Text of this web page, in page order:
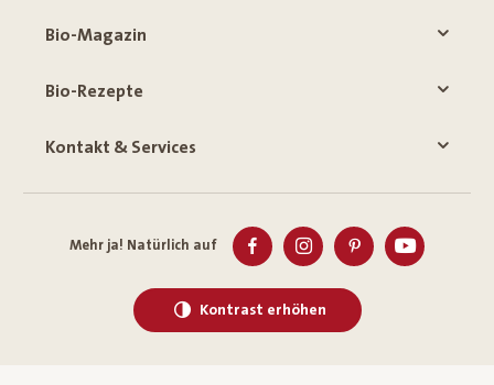
Bio-Magazin
Bio-Rezepte
Kontakt & Services
Mehr ja! Natürlich auf
Kontrast erhöhen